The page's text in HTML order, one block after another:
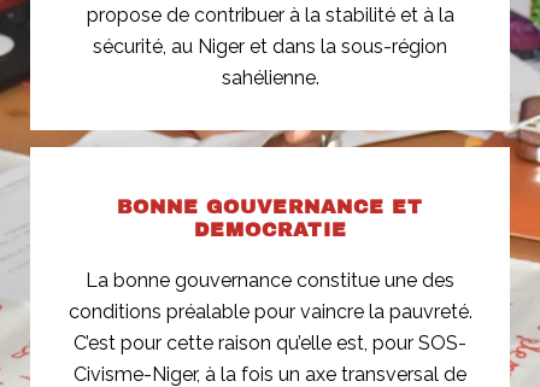
propose de contribuer à la stabilité et à la
sécurité, au Niger et dans la sous-région
sahélienne.
BONNE GOUVERNANCE ET
DEMOCRATIE​
La bonne gouvernance constitue une des
conditions préalable pour vaincre la pauvreté.
C’est pour cette raison qu’elle est, pour SOS-
Civisme-Niger, à la fois un axe transversal de